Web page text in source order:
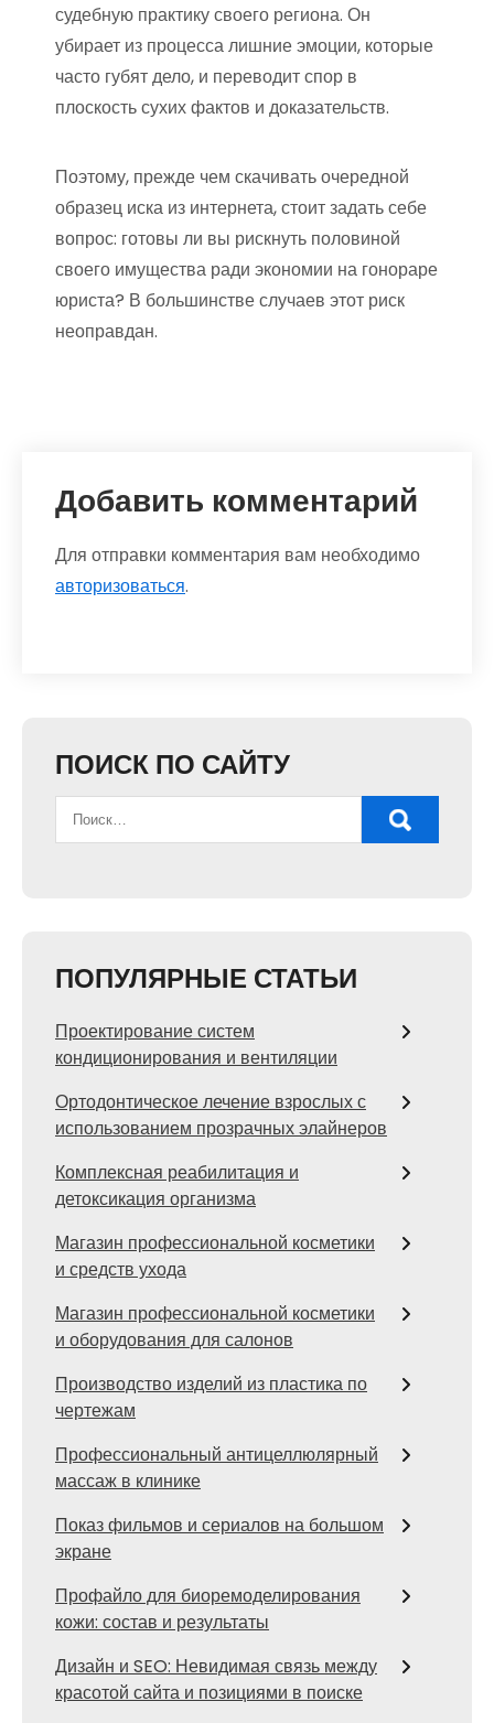
судебную практику своего региона. Он
убирает из процесса лишние эмоции, которые
часто губят дело, и переводит спор в
плоскость сухих фактов и доказательств.
Поэтому, прежде чем скачивать очередной
образец иска из интернета, стоит задать себе
вопрос: готовы ли вы рискнуть половиной
своего имущества ради экономии на гонораре
юриста? В большинстве случаев этот риск
неоправдан.
Добавить комментарий
Для отправки комментария вам необходимо
авторизоваться.
ПОИСК ПО САЙТУ
ПОПУЛЯРНЫЕ СТАТЬИ
Проектирование систем
кондиционирования и вентиляции
Ортодонтическое лечение взрослых с
использованием прозрачных элайнеров
Комплексная реабилитация и
детоксикация организма
Магазин профессиональной косметики
и средств ухода
Магазин профессиональной косметики
и оборудования для салонов
Производство изделий из пластика по
чертежам
Профессиональный антицеллюлярный
массаж в клинике
Показ фильмов и сериалов на большом
экране
Профайло для биоремоделирования
кожи: состав и результаты
Дизайн и SEO: Невидимая связь между
красотой сайта и позициями в поиске